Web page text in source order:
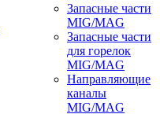
Запасные части
MIG/MAG
Запасные части
для горелок
MIG/MAG
Направляющие
каналы
MIG/MAG